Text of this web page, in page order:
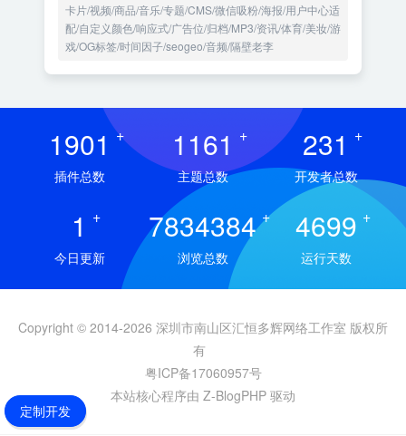
卡片/视频/商品/音乐/专题/CMS/微信吸粉/海报/用户中心适
配/自定义颜色/响应式/广告位/归档/MP3/资讯/体育/美妆/游
戏/OG标签/时间因子/seogeo/音频/隔壁老李
1901 +
插件总数
1161 +
主题总数
231 +
开发者总数
1 +
今日更新
7834384 +
浏览总数
4699 +
运行天数
Copyright © 2014-2026 深圳市南山区汇恒多辉网络工作室 版权所
有
粤ICP备17060957号
本站核心程序由 Z-BlogPHP 驱动
定制开发